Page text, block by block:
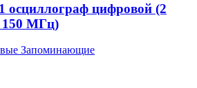
цифровой (2
МГц)
Запоминающие